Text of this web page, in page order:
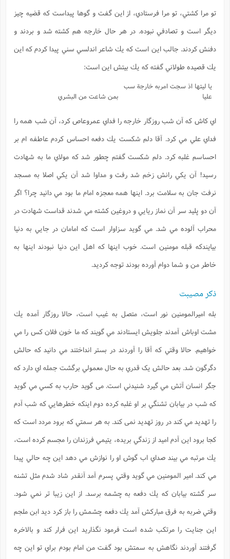
تو مرا كشتي، تو مرا فرستادي، از اين گفت و گوها پيداست كه قضيه چيز
ديگر است و تصادفي نبوده. در هر حال خارجه هم كشته شد و بردند و
دفنش كردند. جالب اين است كه يك شاعر اندلسي سني پيدا كردم كه اين
يك قصيده طولاني گفته كه يك بيتش اين است:
يا ليتها اذ سجت امربه خارجة سب
عليا
بمن شاعت من البشري
اي كاش كه آن شب روزگار خارجه را فداي عمروعاص كرد، آن شب همه را
فداي علي مي كرد. آقا دلم شكست يك دفعه احساس كردم عاطفه ام بر
احساسم غلبه كرد. دلم شكست گفتم چطور شد كه مولاي ما به شهادت
رسيد! آن يكي رانش زخم شد رفت و مداوا شد آن يكي اصلا به مسجد
نرفت جان به سلامت برد. اينها همه معجزه امام ما بود مي دانيد چرا؟ اگر
آن دو پليد سر آن نماز ريايي و دروغين كشته مي شدند قداست شهادت در
محراب آلوده مي شد. مي گويد سزاوار است كه امامان در جايي به دنيا
بيایندكه قبله مومنين است. خوب اينها كه اهل اين دنيا نبودند اينها به
خاطر من و شما دوام آورده بودند توجه كرديد.
ذکر مصیبت
بله اميرالمومنين نور است، متصل به غيب است، حالا روزگار آمده يك
مشت اوباش آمدند جلويش ايستادند مي گویند كه ما خون فلان كس را مي
خواهيم. حالا وقتي كه آقا را آوردند در بستر انداختند مي دانيد كه حالش
دگرگون شد. بعد حالش يک قدري به حال معمولي برگشت جمله اي دارد كه
جگر انسان آتش مي گيرد شنيدني است. می گوید حارب به كسي مي گويد
كه شب در بيابان تشنگي بر او غلبه كرده دوم اينكه خطرهايي كه شب آدم
را تهديد مي كند در روز تهديد نمی كند. به هر سمتي كه برود مردد است كه
كجا برود اين آدم اميد از زندگي بريده، يتيمي فرزندان را مجسم كرده است،
يك مرتبه مي بيند صداي اب گوش او را نوازش مي دهد اين چه حالي پيدا
مي كند. امير المومنين مي گويد وقتي پسرم آمد آنقدر شاد شدم مثل تشنه
سر گشته بيابان كه يك دفعه به چشمه برسد. از اين زيبا تر نمي شود.
وقتي ضربه به فرق مباركش آمد يك دفعه چشمش را باز كرد ديد ابن ملجم
اين جنايت را مرتكب شده است فرمود نگذاريد اين فرار كند و بالاخره
گرفتند آوردند نگاهش به سمتش بود گفت من امام بودم براي تو اين چه